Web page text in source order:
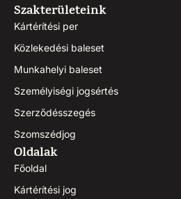
Szakterületeink
Kártérítési per
Közlekedési baleset
Munkahelyi baleset
Személyiségi jogsértés
Szerződésszegés
Szomszédjog
Oldalak
Főoldal
Kártérítési jog